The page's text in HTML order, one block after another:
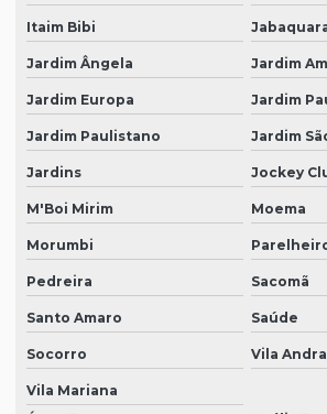
Itaim Bibi
Jardim Ângela Jardim
Jardim Europa Jardim
Jardim Paulistano Jardim
Jardins Jockey
M'Boi Mirim Moema
Morumbi
Pedreira Sacomã
Santo Amaro Saúde
Socorro Vila
Vila Mariana